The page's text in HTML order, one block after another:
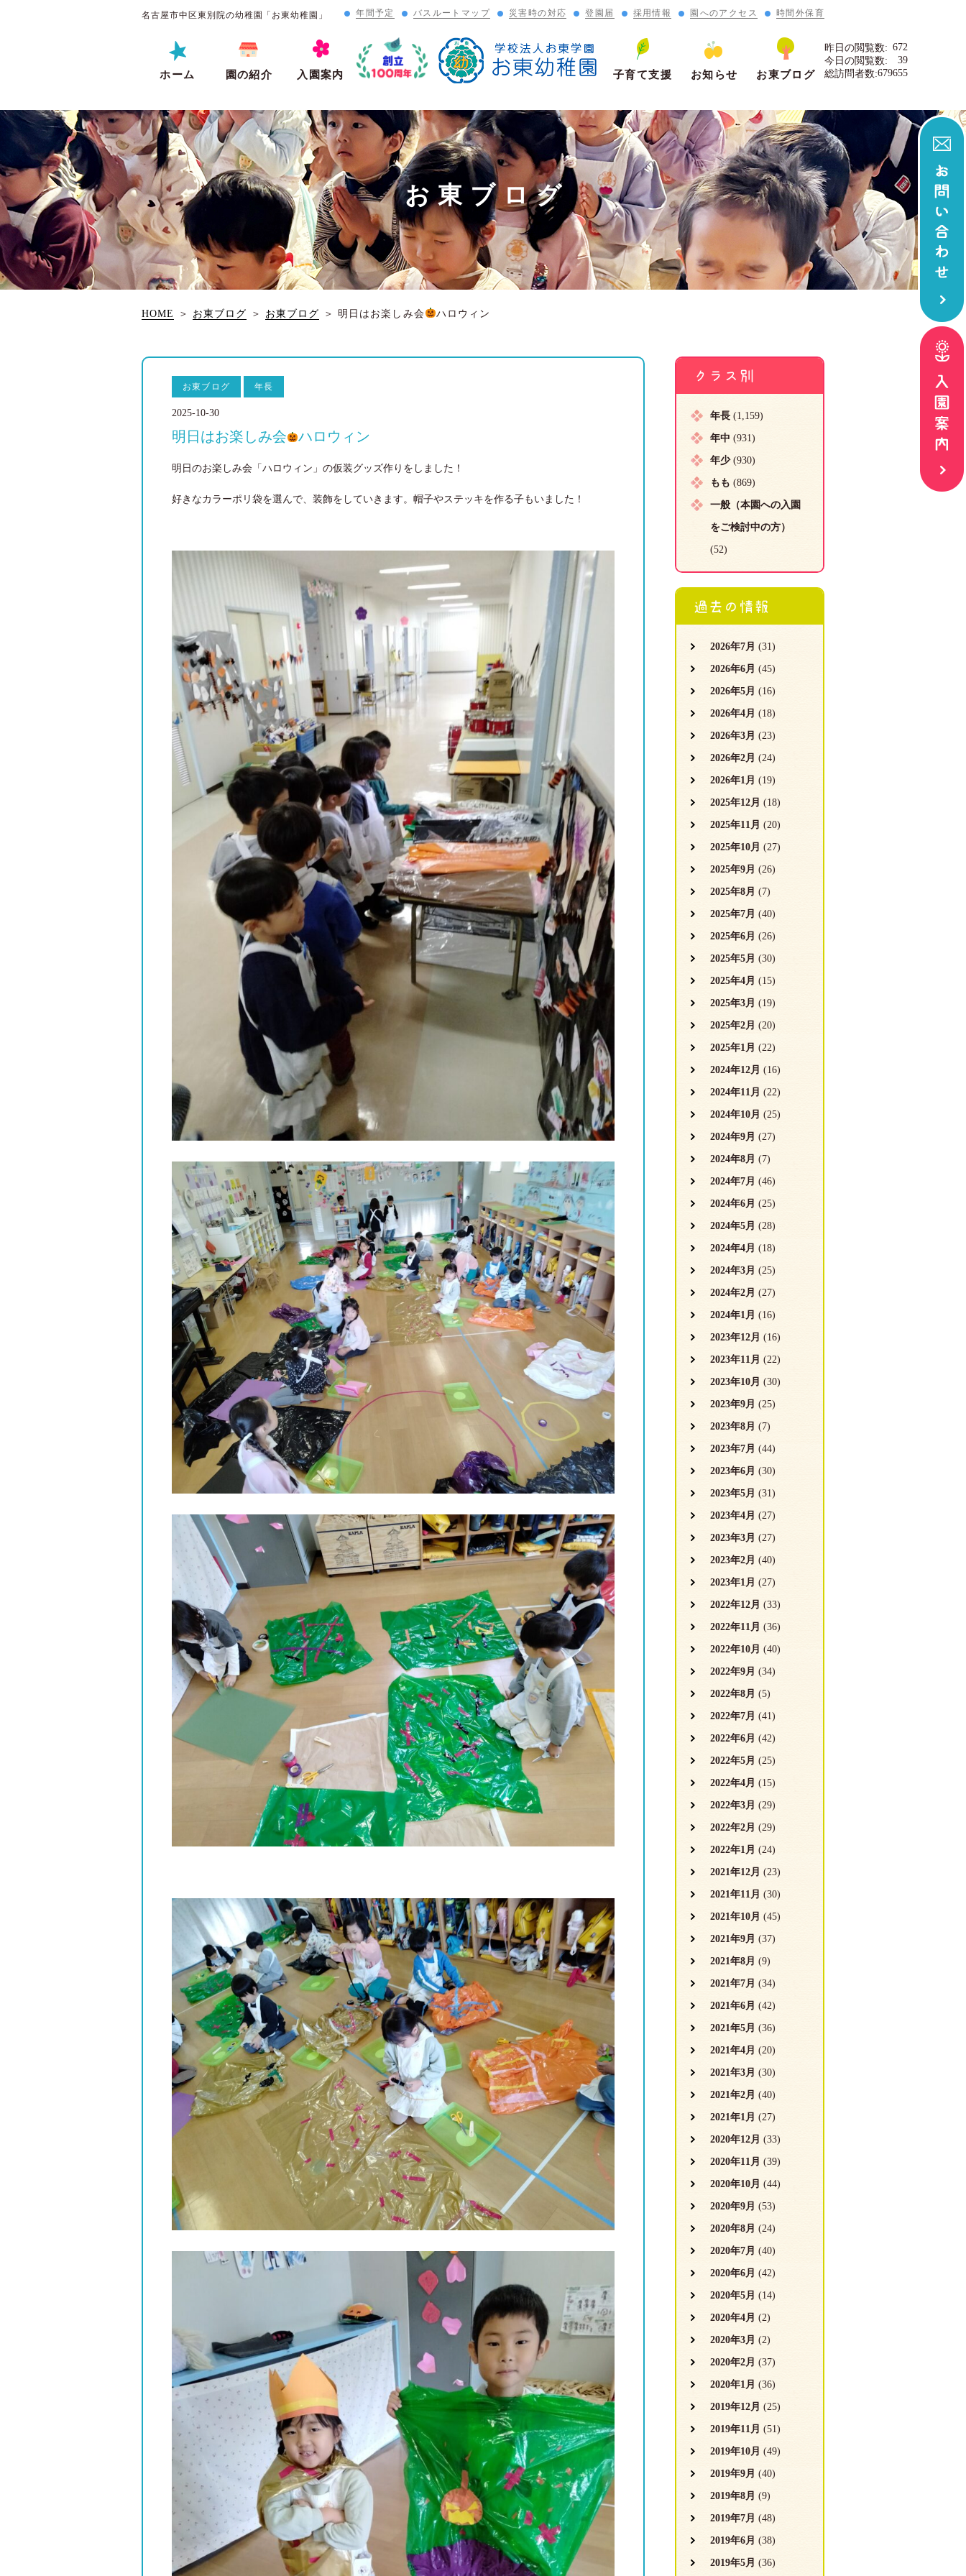
名古屋市中区東別院の幼稚園「お東幼稚園」 年間予定 バスルートマップ 災害時の対応 登園届 採用情報 園へのアクセス 時間外保育
ホーム 園の紹介 入園案内 子育て支援 お知らせ お東ブログ
672
昨日の閲覧数:
39
今日の閲覧数:
679655
総訪問者数:
お東ブログ
HOME ＞ お東ブログ ＞ お東ブログ ＞ 明日はお楽しみ会 ハロウィン
お東ブログ 年長
2025-10-30
明日はお楽しみ会 ハロウィン
明日のお楽しみ会「ハロウィン」の仮装グッズ作りをしました！
好きなカラーポリ袋を選んで、装飾をしていきます。帽子やステッキを作る子もいました！
クラス別
年長 (1,159)
年中 (931)
年少(930)
もも (869)
一般（本園への入園
をご検討中の方）
(52)
過去の情報
2026年7月 (31)
2026年6月 (45)
2026年5月 (16)
2026年4月 (18)
2026年3月 (23)
2026年2月 (24)
2026年1月 (19)
2025年12月 (18)
2025年11月 (20)
2025年10月 (27)
2025年9月 (26)
2025年8月 (7)
2025年7月 (40)
2025年6月 (26)
2025年5月 (30)
2025年4月 (15)
2025年3月 (19)
2025年2月 (20)
2025年1月 (22)
2024年12月 (16)
2024年11月 (22)
2024年10月 (25)
2024年9月 (27)
2024年8月 (7)
2024年7月 (46)
2024年6月 (25)
2024年5月 (28)
2024年4月 (18)
2024年3月 (25)
2024年2月 (27)
2024年1月 (16)
2023年12月 (16)
2023年11月 (22)
2023年10月 (30)
2023年9月 (25)
2023年8月 (7)
2023年7月 (44)
2023年6月 (30)
2023年5月 (31)
2023年4月 (27)
2023年3月 (27)
2023年2月 (40)
2023年1月 (27)
2022年12月 (33)
2022年11月 (36)
2022年10月 (40)
2022年9月 (34)
2022年8月 (5)
2022年7月 (41)
2022年6月 (42)
2022年5月 (25)
2022年4月 (15)
2022年3月 (29)
2022年2月 (29)
2022年1月 (24)
2021年12月 (23)
2021年11月 (30)
2021年10月 (45)
2021年9月 (37)
2021年8月 (9)
2021年7月 (34)
2021年6月 (42)
2021年5月 (36)
2021年4月 (20)
2021年3月 (30)
2021年2月 (40)
2021年1月 (27)
2020年12月 (33)
2020年11月 (39)
2020年10月 (44)
2020年9月 (53)
2020年8月 (24)
2020年7月 (40)
2020年6月 (42)
2020年5月 (14)
2020年4月 (2)
2020年3月 (2)
2020年2月 (37)
2020年1月 (36)
2019年12月 (25)
2019年11月 (51)
2019年10月 (49)
2019年9月 (40)
2019年8月 (9)
2019年7月 (48)
2019年6月 (38)
2019年5月 (36)